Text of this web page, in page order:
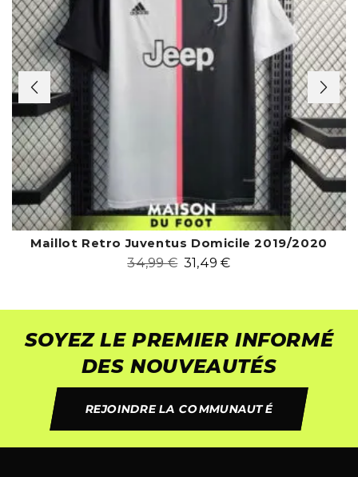
Maillot Retro Juventus Domicile 2019/2020
34,99€ 31,49€
SOYEZ LE PREMIER INFORMÉ
DES NOUVEAUTÉS
REJOINDRE LA COMMUNAUTÉ